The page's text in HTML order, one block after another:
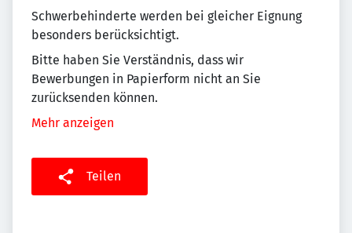
Schwerbehinderte werden bei gleicher Eignung
besonders berücksichtigt.
Bitte haben Sie Verständnis, dass wir
Bewerbungen in Papierform nicht an Sie
zurücksenden können.
Mehr anzeigen
Teilen